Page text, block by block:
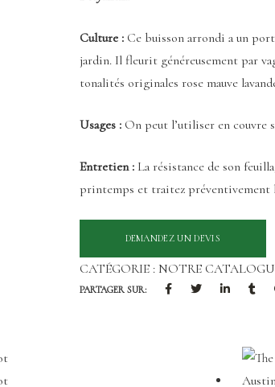
Culture :Ce buisson arrondi a un
jardin. Il fleurit généreusement par
tonalités originales rose mauve
Usages :On peut l’utiliser en couvre
Entretien :La résistance de son
printemps et traitez préventivement
CATÉGORIE : NOTRE
PARTAGER SUR: